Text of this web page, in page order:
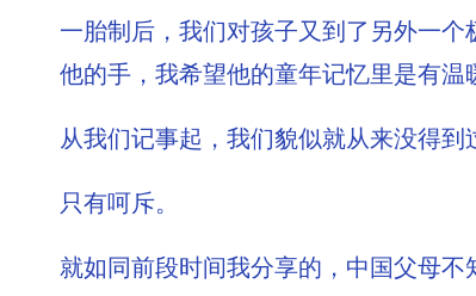
一胎制后，我们对孩子又到了另外一
他的手，我希望他的童年记忆里是有温
从我们记事起，我们貌似就从来没得到
只有呵斥。
就如同前段时间我分享的，中国父母不